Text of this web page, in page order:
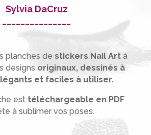
Sylvia DaCruz
_______________
planches destickers Nail Art à
designs originaux, dessinés à
et faciles à utiliser.
est téléchargeable en PDF
à sublimer vos poses.